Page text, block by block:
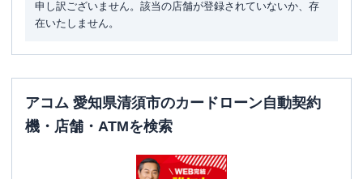
申し訳ございません。該当の店舗が登録されていないか、存
在いたしません。
アコム 愛知県清須市のカードローン自動契約
機・店舗・ATMを検索